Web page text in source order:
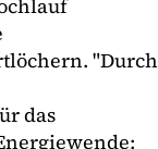
"Durch
das